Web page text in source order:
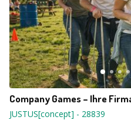
Company Games – Ihre
JUSTUS[concept] - 28839